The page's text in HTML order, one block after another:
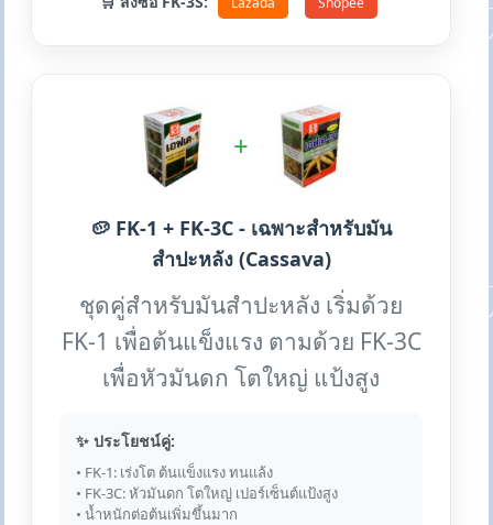
+
🥔 FK-1 + FK-3C - เฉพาะสำหรับมัน
สำปะหลัง (Cassava)
ชุดคู่สำหรับมันสำปะหลัง เริ่มด้วย
FK-1 เพื่อต้นแข็งแรง ตามด้วย FK-3C
เพื่อหัวมันดก โตใหญ่ แป้งสูง
✨ ประโยชน์คู่:
• FK-1: เร่งโต ต้นแข็งแรง ทนแล้ง
• FK-3C: หัวมันดก โตใหญ่ เปอร์เซ็นต์แป้งสูง
• น้ำหนักต่อต้นเพิ่มขึ้นมาก